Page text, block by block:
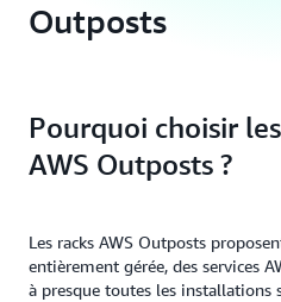
Outposts
Pourquoi choisir
AWS Outposts ?
Les racks AWS Outposts
entièrement gérée, des services
à presque toutes les installations